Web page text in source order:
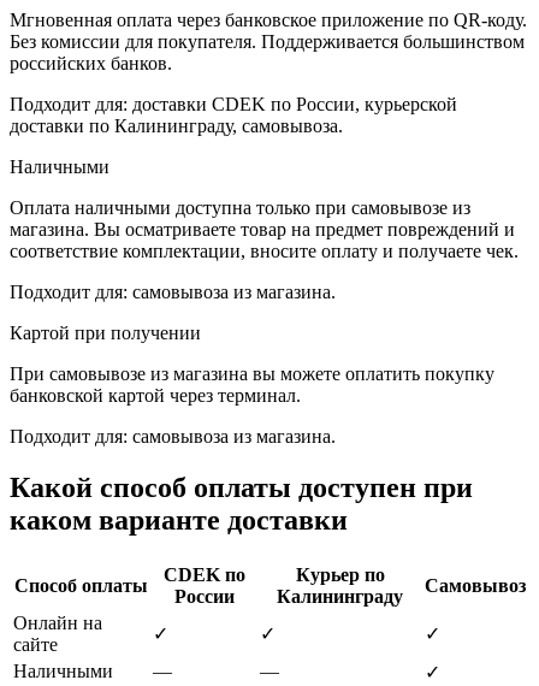
Мгновенная оплата через банковское приложение по QR-коду.
Без комиссии для покупателя. Поддерживается большинством
российских банков.
Подходит для: доставки CDEK по России, курьерской
доставки по Калининграду, самовывоза.
Наличными
Оплата наличными доступна только при самовывозе из
магазина. Вы осматриваете товар на предмет повреждений и
соответствие комплектации, вносите оплату и получаете чек.
Подходит для: самовывоза из магазина.
Картой при получении
При самовывозе из магазина вы можете оплатить покупку
банковской картой через терминал.
Подходит для: самовывоза из магазина.
Какой способ оплаты доступен при
каком варианте доставки
Способ оплаты
CDEK по
России
Курьер по
Калининграду
Самовывоз
Онлайн на
сайте
✓ ✓
✓
Наличными
— —
✓